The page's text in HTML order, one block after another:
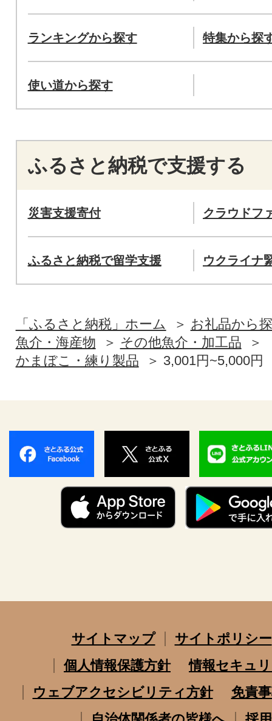
ランキングから探す 特集から探
使い道から探す
ふるさと納税で支援する
災害支援寄付 クラウドフ
ふるさと納税で留学支援 ウクライナ
「ふるさと納税」ホーム
お礼品から
魚介・海産物
その他魚介・加工品
かまぼこ・練り製品
3,001円~5,000円
サイトマップ
サイトポリシー
個人情報保護方針
情報セキュ
ウェブアクセシビリティ方針
免責